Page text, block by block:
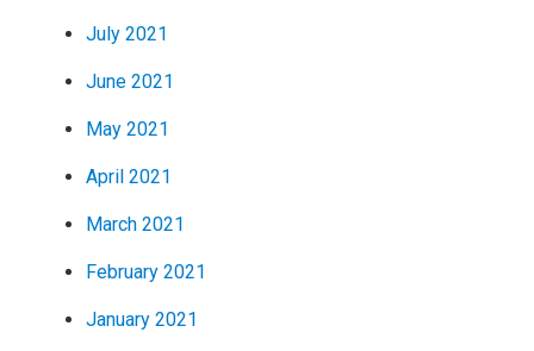
July 2021
June 2021
May 2021
April 2021
March 2021
February 2021
January 2021